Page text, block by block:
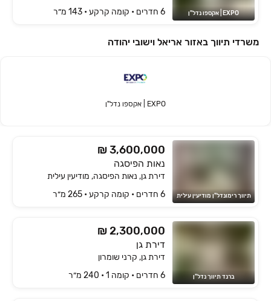
EXPO | אקספו נדל"ן
6 חדרים • קומה ‎קרקע‏ • 143 מ״ר
משרדי תיווך באזור אריאל וישובי יהודה
EXPO | אקספו נדל"ן
תיווך רימונדל"ן מודיעין עילית
₪ 3,600,000
נאות הפיסגה
דירת גן, נאות הפיסגה, מודיעין עילית
6 חדרים • קומה ‎קרקע‏ • 265 מ״ר
ברנד תיווך נדל"ן
₪ 2,300,000
דירת גן
דירת גן, קרני שומרון
6 חדרים • קומה ‎1‏ • 240 מ״ר